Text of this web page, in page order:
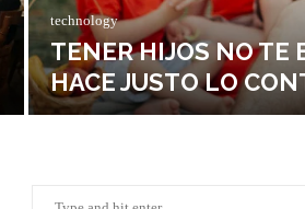
technology
TENER HIJOS NO TE
HACE JUSTO LO